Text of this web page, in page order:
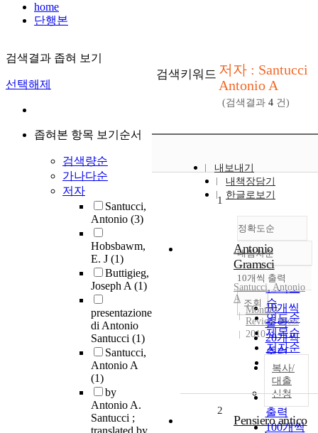
home
단행본
검색결과 좁혀 보기
선택해제
좁혀본 항목 보기순서
검색량순
가나다순
저자
Santucci,
Antonio (3)
Hobsbawm,
E. J (1)
Buttigieg,
Joseph A(1)
presentazione
di Antonio
Santucci (1)
Santucci,
Antonio A
(1)
by
Antonio A.
Santucci ;
검색키워드 저자 : Santucci
Antonio A
(검색결과 4 건)
내보내기
내책장담기
한글로보기
정확도순
정확도
순
인기도
순
연도순
제목순
저자순
발행기
관순
내림차순
내림차순
10개씩 출력
10개씩
출력
20개씩
출력
30개씩
출력
50개씩
출력
100개씩
조회
1
Antonio
Gramsci
Santucci, Antonio
A
Monthly
Review Press
2010
복사/
대출
신청
2
Pensiero antico